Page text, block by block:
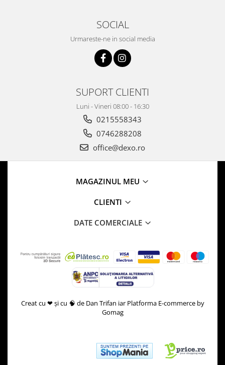
SOCIAL
Urmareste-ne in social media
SUPORT CLIENTI
Luni - Vineri 08:00 - 16:30
0215558343
0746288208
office@dexo.ro
MAGAZINUL MEU
CLIENTI
DATE COMERCIALE
Creat cu ❤ și cu 🧠 de Dan Trifan iar Platforma E-commerce by
Gomag